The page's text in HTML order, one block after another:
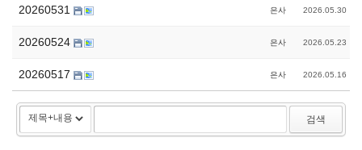
20260531 은사 2026.05.30
20260524 은사 2026.05.23
20260517 은사 2026.05.16
검색